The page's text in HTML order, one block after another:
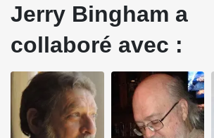
Jerry Bingham a
collaboré avec :